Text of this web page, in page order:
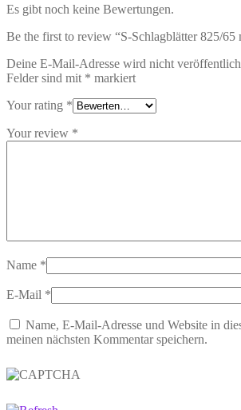
Es gibt noch keine Bewertungen.
Be the first to review “S-Schlagblätter 825/65
Deine E-Mail-Adresse wird nicht
Felder sind mit * markiert
Your rating *
Your review *
Name *
E-Mail *
Name, E-Mail-Adresse und Website in
meinen nächsten Kommentar speichern.